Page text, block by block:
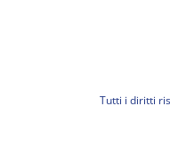
Tutti i diritti